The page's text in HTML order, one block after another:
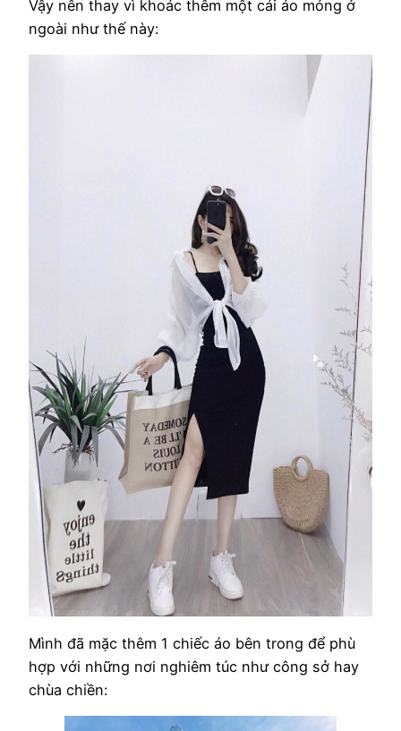
Vậy nên thay vì khoác thêm một cái áo mỏng ở
ngoài như thế này:
Mình đã mặc thêm 1 chiếc áo bên trong để phù
hợp với những nơi nghiêm túc như công sở hay
chùa chiền: